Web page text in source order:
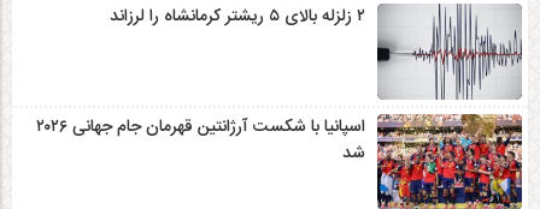
۲ زلزله‌ بالای ۵ ریشتر کرمانشاه را لرزاند
اسپانیا با شکست آرژانتین قهرمان جام جهانی ۲۰۲۶
شد